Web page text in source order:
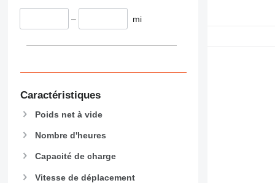
430
906
907
910
914
– mi
Caractéristiques
Poids net à vide
Nombre d'heures
Capacité de charge
Vitesse de déplacement